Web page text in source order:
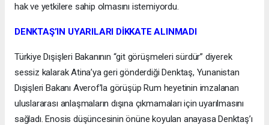
hak ve yetkilere sahip olmasını istemiyordu.
DENKTAŞ’IN UYARILARI DİKKATE ALINMADI
Türkiye Dışişleri Bakanının “git görüşmeleri sürdür” diyerek
sessiz kalarak Atina’ya geri gönderdiği Denktaş, Yunanistan
Dışişleri Bakanı Averof’la görüşüp Rum heyetinin imzalanan
uluslararası anlaşmaların dışına çıkmamaları için uyarılmasını
sağladı. Enosis düşüncesinin önüne koyulan anayasa Denktaş’ı